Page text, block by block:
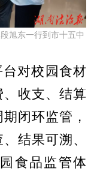
旭东一行到市十五中
对校园食材
收支、结算
闭环监管，
结果可溯、
食品监管体